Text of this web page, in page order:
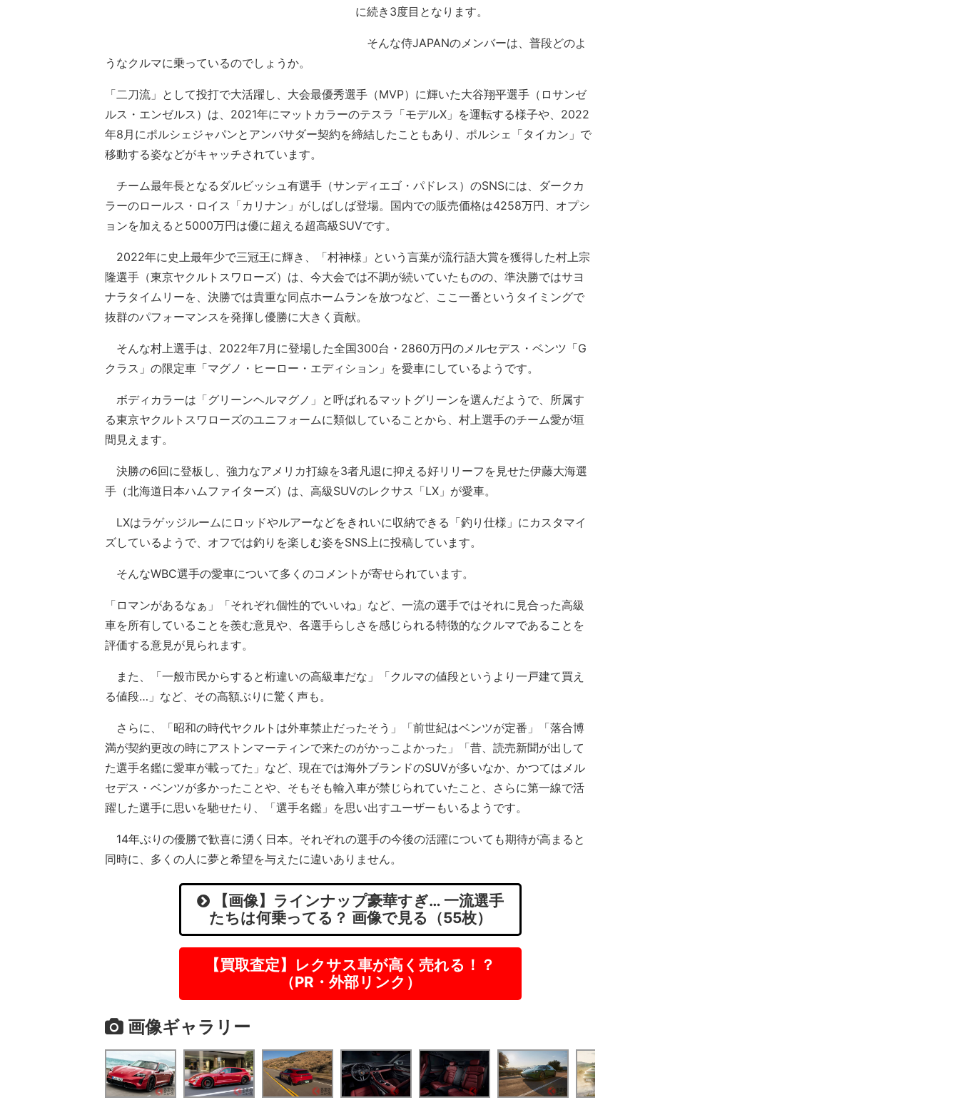
に続き3度目となります。
そんな侍JAPANのメンバーは、普段どのよ
うなクルマに乗っているのでしょうか。
「二刀流」として投打で大活躍し、大会最優秀選手（MVP）に輝いた大谷翔平選手（ロサンゼ
ルス・エンゼルス）は、2021年にマットカラーのテスラ「モデルX」を運転する様子や、2022
年8月にポルシェジャパンとアンバサダー契約を締結したこともあり、ポルシェ「タイカン」で
移動する姿などがキャッチされています。
チーム最年長となるダルビッシュ有選手（サンディエゴ・パドレス）のSNSには、ダークカ
ラーのロールス・ロイス「カリナン」がしばしば登場。国内での販売価格は4258万円、オプシ
ョンを加えると5000万円は優に超える超高級SUVです。
2022年に史上最年少で三冠王に輝き、「村神様」という言葉が流行語大賞を獲得した村上宗
隆選手（東京ヤクルトスワローズ）は、今大会では不調が続いていたものの、準決勝ではサヨ
ナラタイムリーを、決勝では貴重な同点ホームランを放つなど、ここ一番というタイミングで
抜群のパフォーマンスを発揮し優勝に大きく貢献。
そんな村上選手は、2022年7月に登場した全国300台・2860万円のメルセデス・ベンツ「G
クラス」の限定車「マグノ・ヒーロー・エディション」を愛車にしているようです。
ボディカラーは「グリーンヘルマグノ」と呼ばれるマットグリーンを選んだようで、所属す
る東京ヤクルトスワローズのユニフォームに類似していることから、村上選手のチーム愛が垣
間見えます。
決勝の6回に登板し、強力なアメリカ打線を3者凡退に抑える好リリーフを見せた伊藤大海選
手（北海道日本ハムファイターズ）は、高級SUVのレクサス「LX」が愛車。
LXはラゲッジルームにロッドやルアーなどをきれいに収納できる「釣り仕様」にカスタマイ
ズしているようで、オフでは釣りを楽しむ姿をSNS上に投稿しています。
そんなWBC選手の愛車について多くのコメントが寄せられています。
「ロマンがあるなぁ」「それぞれ個性的でいいね」など、一流の選手ではそれに見合った高級
車を所有していることを羨む意見や、各選手らしさを感じられる特徴的なクルマであることを
評価する意見が見られます。
また、「一般市民からすると桁違いの高級車だな」「クルマの値段というより一戸建て買え
る値段…」など、その高額ぶりに驚く声も。
さらに、「昭和の時代ヤクルトは外車禁止だったそう」「前世紀はベンツが定番」「落合博
満が契約更改の時にアストンマーティンで来たのがかっこよかった」「昔、読売新聞が出して
た選手名鑑に愛車が載ってた」など、現在では海外ブランドのSUVが多いなか、かつてはメル
セデス・ベンツが多かったことや、そもそも輸入車が禁じられていたこと、さらに第一線で活
躍した選手に思いを馳せたり、「選手名鑑」を思い出すユーザーもいるようです。
14年ぶりの優勝で歓喜に湧く日本。それぞれの選手の今後の活躍についても期待が高まると
同時に、多くの人に夢と希望を与えたに違いありません。
【画像】ラインナップ豪華すぎ… 一流選手
たちは何乗ってる？ 画像で見る（55枚）
【買取査定】レクサス車が高く売れる！？
（PR・外部リンク）
画像ギャラリー